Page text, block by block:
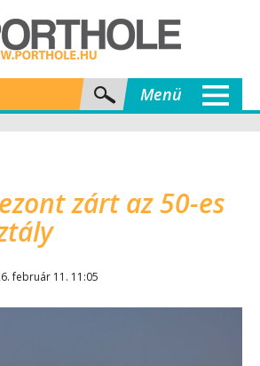
Menü
zárt az 50-es
február 11. 11:05